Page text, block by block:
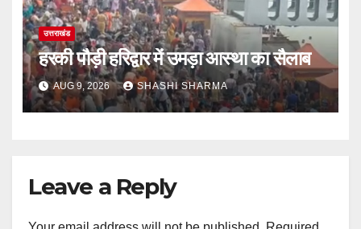
उत्तराखंड
हरकी पौड़ी हरिद्वार में उमड़ा आस्था का सैलाब
AUG 9, 2026 SHASHI SHARMA
Leave a Reply